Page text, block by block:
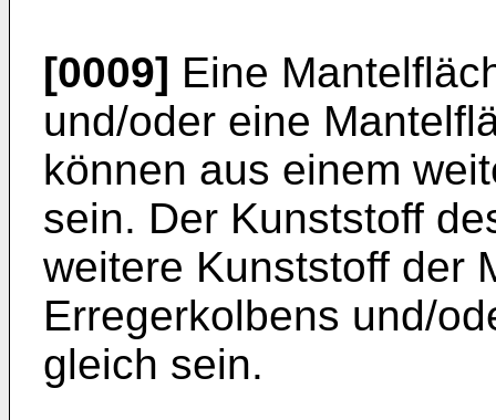
[0009] Eine
und/oder eine
können aus einem
sein. Der Kunststoff
weitere Kunststoff der
Erregerkolbens und/
gleich sein.